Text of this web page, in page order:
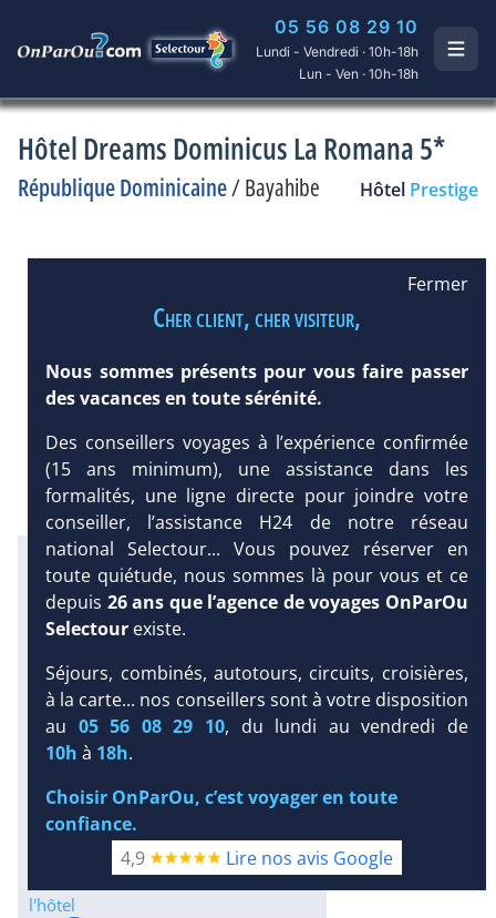
05 56 08 29 10
Lundi - Vendredi · 10h-18h
Lun - Ven · 10h-18h
Hôtel Dreams Dominicus La Romana 5*
République Dominicaine/Bayahibe Hôtel Prestige
DEMANDE
DEVIS /
Excursions en petit comité avec
notre partenaire Dominican
Attitude
Infos météo :
31 °C 185 mm
30 °C
Infos plages :
Dist.Distance:
< 100 m
Long.
Équipement :
391
Tx
Infos golfs :
dont le plus proche à 15 km de
l'hôtel
Fermer
Cher client, cher visiteur,
Nous sommes présents pour vous faire passer
des vacances en toute sérénité.
Des conseillers voyages à l’expérience confirmée
(15 ans minimum), une assistance dans les
formalités, une ligne directe pour joindre votre
conseiller, l’assistance H24 de notre réseau
national Selectour... Vous pouvez réserver en
toute quiétude, nous sommes là pour vous et ce
depuis 26 ans que l’agence de voyages OnParOu
Selectour existe.
Séjours, combinés, autotours, circuits, croisières,
à la carte... nos conseillers sont à votre disposition
au 05 56 08 29 10, du lundi au vendredi de
10h à 18h.
Choisir OnParOu, c’est voyager en toute
confiance.
4,9
Lire nos avis Google